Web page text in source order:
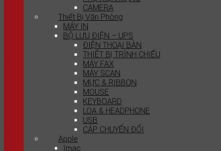
CAMERA
Thiết Bị Văn Phòng
MÁY IN
BỘ LƯU ĐIỆN – UPS
ĐIỆN THOẠI BÀN
THIẾT BỊ TRÌNH CHIẾU
MÁY FAX
MÁY SCAN
MỰC & RIBBON
MOUSE
KEYBOARD
LOA & HEADPHONE
USB
CÁP CHUYỂN ĐỔI
Apple
Imac